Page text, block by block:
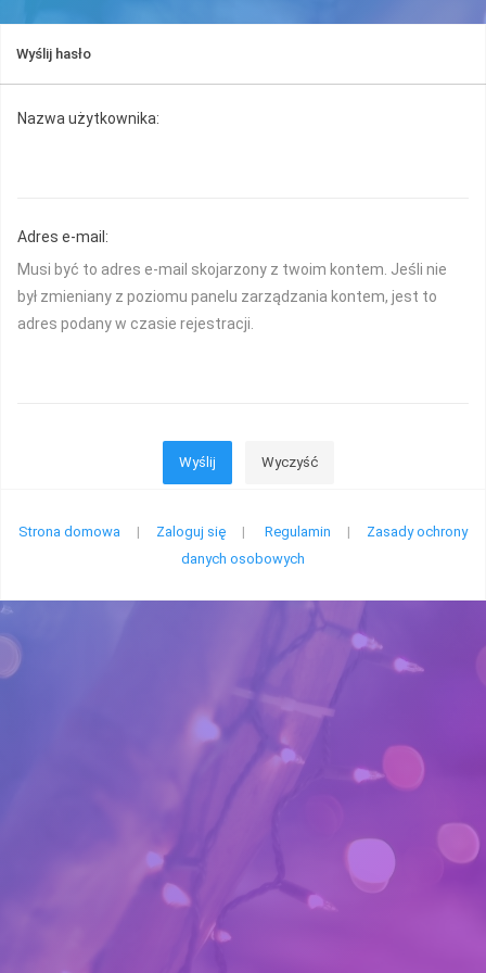
Wyślij hasło
Nazwa użytkownika:
Adres e-mail:
Musi być to adres e-mail skojarzony z twoim kontem. Jeśli nie
był zmieniany z poziomu panelu zarządzania kontem, jest to
adres podany w czasie rejestracji.
Wyślij Wyczyść
Strona domowa | Zaloguj się | Regulamin |
Zasady ochrony
danych osobowych